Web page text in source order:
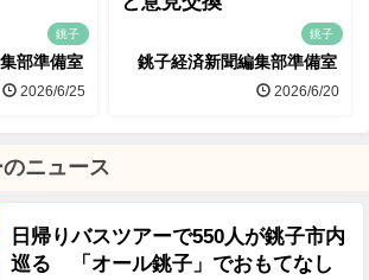
銚子
部準備室
2026/6/25
銚子
銚子経済新聞編集部準備室
2026/6/20
ニュース
日帰りバスツアーで550人が銚子市内
巡る 「オール銚子」でおもてなし